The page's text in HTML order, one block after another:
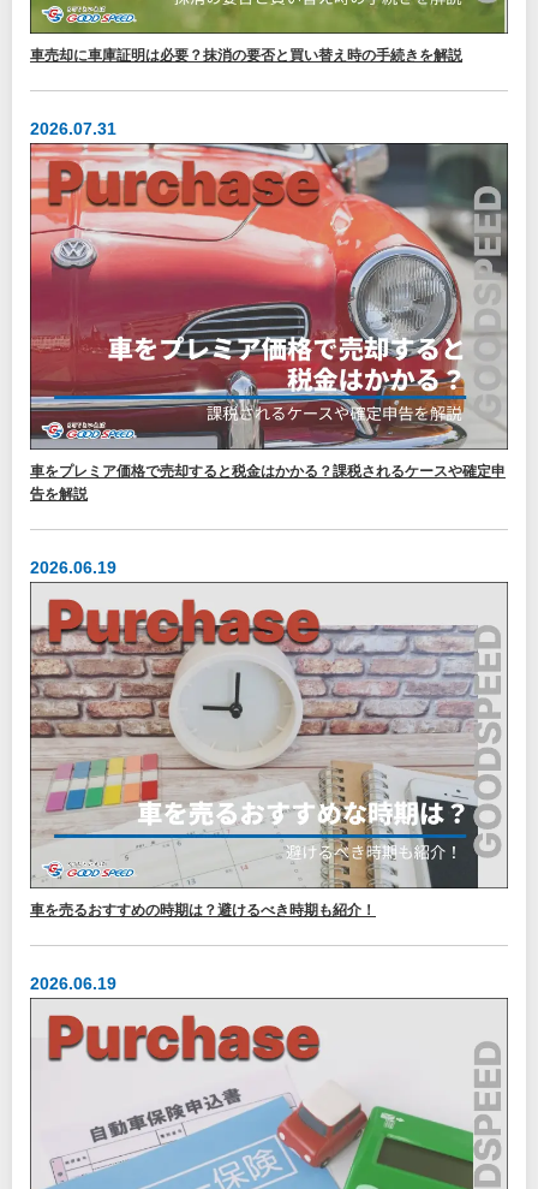
車売却に車庫証明は必要？抹消の要否と買い替え時の手続きを解説
2026.07.31
車をプレミア価格で売却すると税金はかかる？課税されるケースや確定申
告を解説
2026.06.19
車を売るおすすめの時期は？避けるべき時期も紹介！
2026.06.19